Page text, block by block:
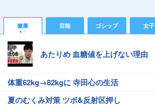
健康 芸能 ゴシップ 女子
あたりめ 血糖値を上げない理由
体重62kg→82kgに 寺田心の生活
夏のむくみ対策 ツボ&反射区押し